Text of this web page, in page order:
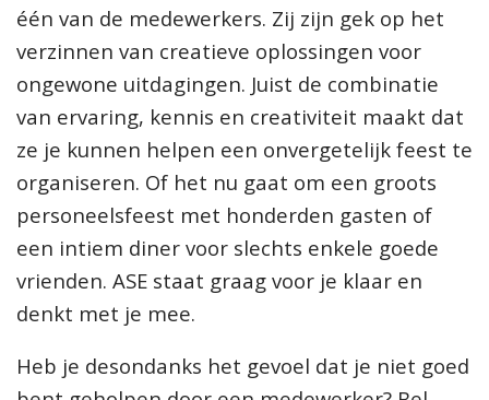
één van de medewerkers. Zij zijn gek op het
verzinnen van creatieve oplossingen voor
ongewone uitdagingen. Juist de combinatie
van ervaring, kennis en creativiteit maakt dat
ze je kunnen helpen een onvergetelijk feest te
organiseren. Of het nu gaat om een groots
personeelsfeest met honderden gasten of
een intiem diner voor slechts enkele goede
vrienden. ASE staat graag voor je klaar en
denkt met je mee.
Heb je desondanks het gevoel dat je niet goed